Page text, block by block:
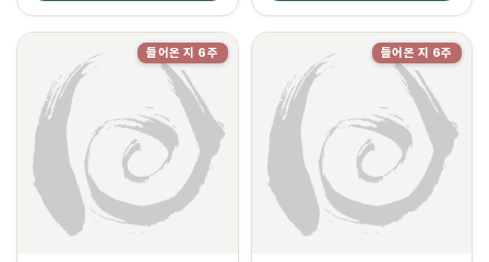
들어온 지 6주 들어온 지 6주